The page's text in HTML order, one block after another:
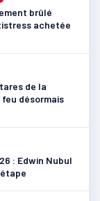
brûlé
achetée
de la
désormais
: Edwin Nubul